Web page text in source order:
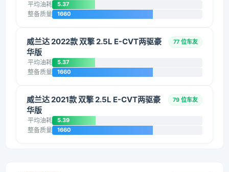
平均油耗 5.37
整备质量 1660
威兰达 2022款 双擎 2.5L E-CVT两驱豪
华版
77 位车友
平均油耗 5.37
整备质量 1660
威兰达 2021款 双擎 2.5L E-CVT两驱豪
华版
79 位车友
平均油耗 5.39
整备质量 1660